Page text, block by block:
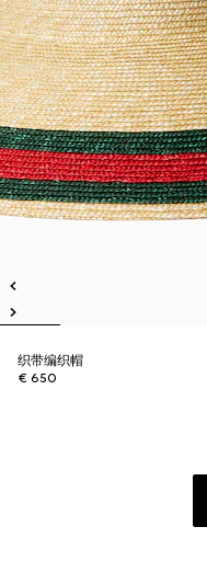
织带编织帽
€ 650